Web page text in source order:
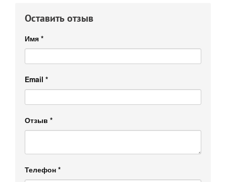
Оставить отзыв
Имя *
Email *
Отзыв *
Телефон *